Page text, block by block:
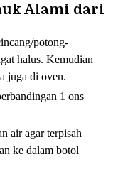
Alami dari
potong-
halus. Kemudian
juga di oven.
1 ons
air agar terpisah
ke dalam botol